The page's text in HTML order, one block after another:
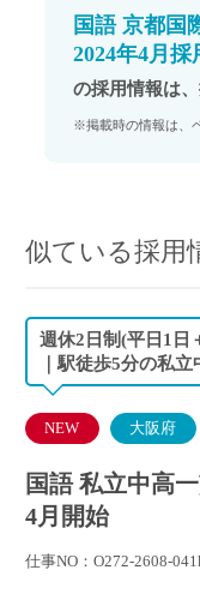
国語 京都国
2024年4月採
の採用情報は
※掲載時の情報は、
似ている採用
週休2日制(平日1日
｜駅徒歩5分の私
NEW 大阪府
国語 私立中高
4月開始
仕事NO：O272-2608-